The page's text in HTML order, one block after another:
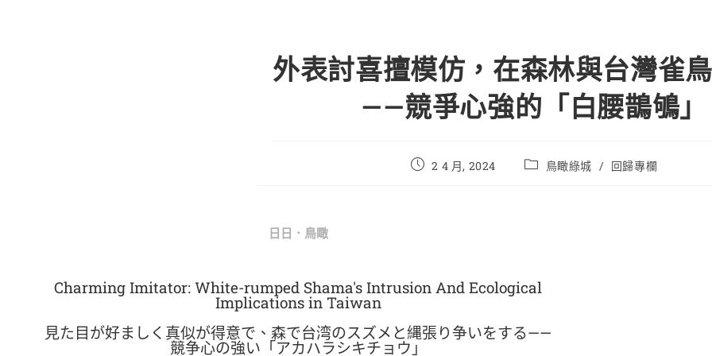
外表討喜擅模仿，在森林與台灣雀
——競爭心強的「白腰鵲鴝」
2 4 月, 2024 鳥瞰綠城 / 回歸專欄
日日．鳥瞰
Charming Imitator: White-rumped Shama's Intrusion And Ecological
Implications in Taiwan
見た目が好ましく真似が得意で、森で台湾のスズメと縄張り争いをする——
競争心の強い「アカハラシキチョウ」